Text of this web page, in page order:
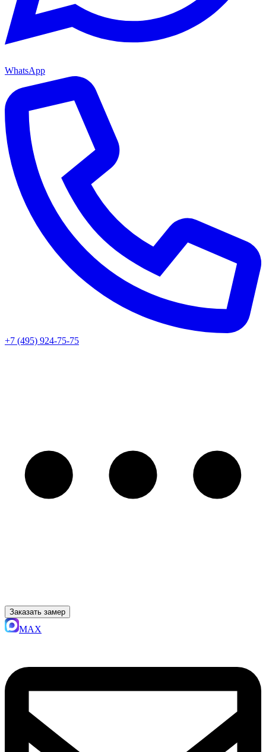
WhatsApp
+7 (495) 924-75-75
Заказать замер
MAX